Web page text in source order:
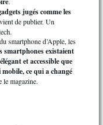
jugés comme les
de publier. Un
smartphone d’Apple, les
smartphones existaient
et accessible que
ce qui a changé
le magazine.